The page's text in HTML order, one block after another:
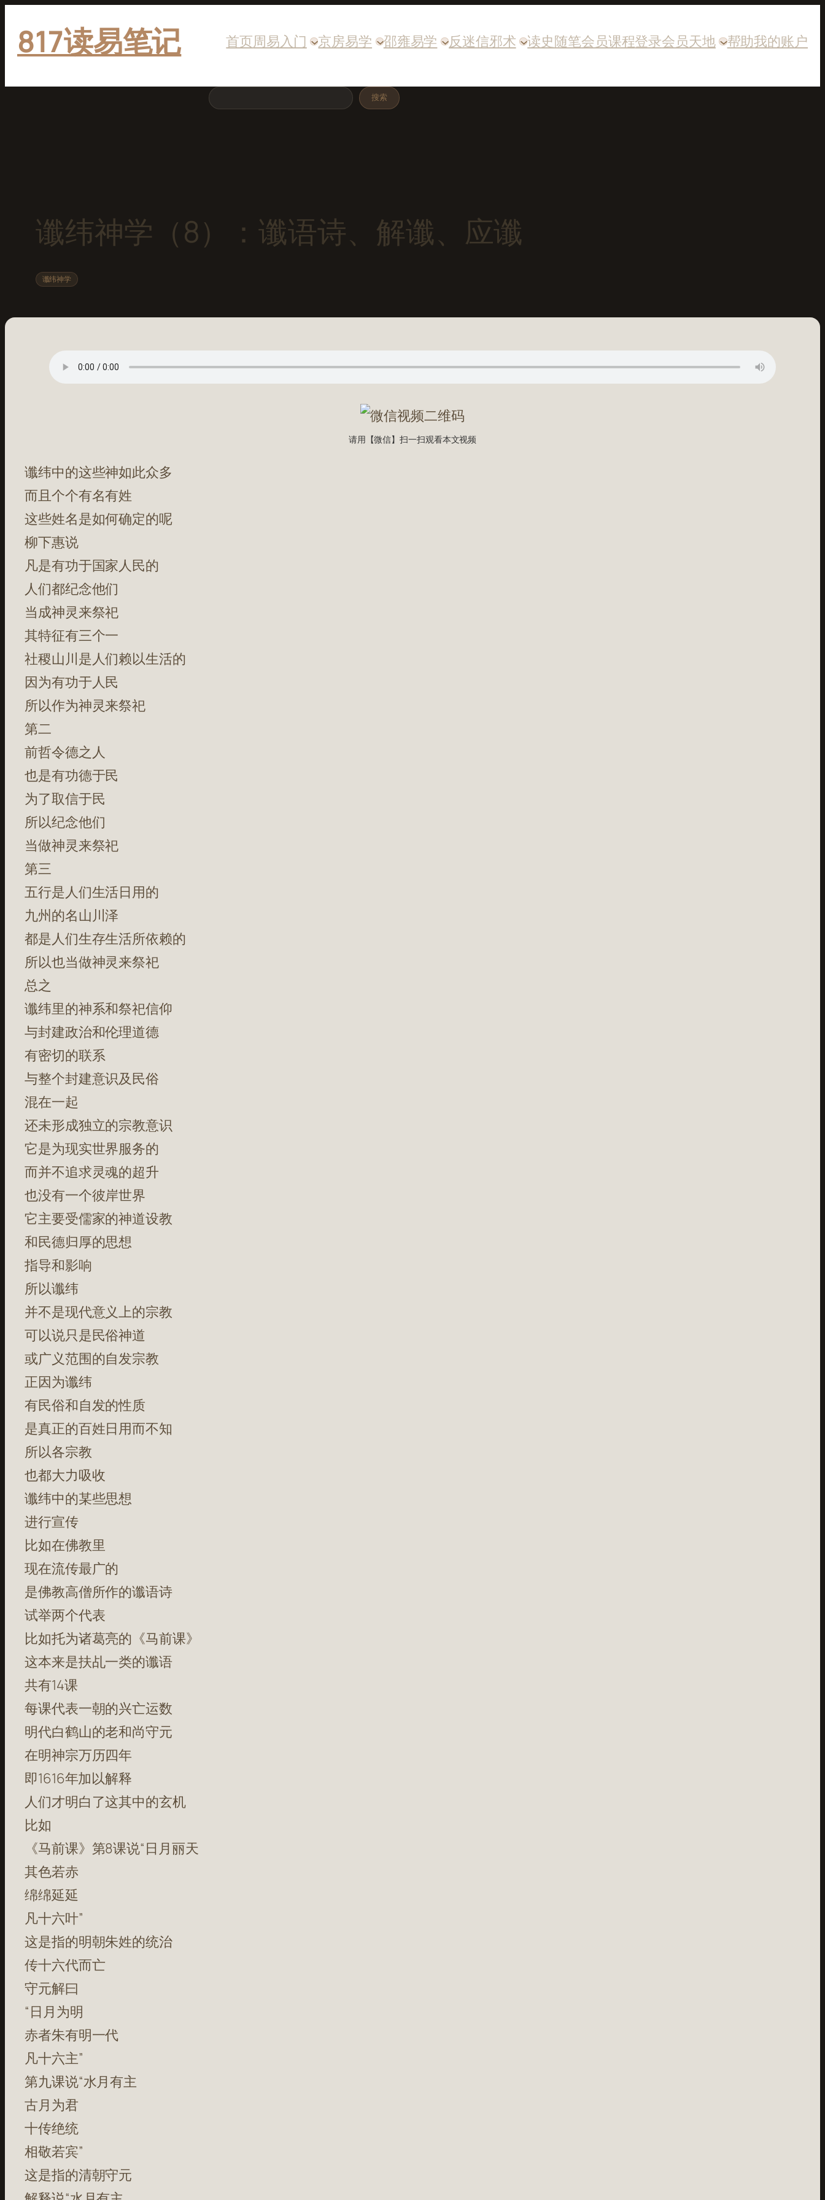
内817读易笔记 首页周易入门 京房易学 邵雍易学 反迷信邪术 读史随笔会员课程登录会员天地 帮助我的账户
搜索
谶纬神学（8）：谶语诗、解谶、应谶
谶纬神学
请用【微信】扫一扫观看本文视频
谶纬中的这些神如此众多
而且个个有名有姓
这些姓名是如何确定的呢
柳下惠说
凡是有功于国家人民的
人们都纪念他们
当成神灵来祭祀
其特征有三个一
社稷山川是人们赖以生活的
因为有功于人民
所以作为神灵来祭祀
第二
前哲令德之人
也是有功德于民
为了取信于民
所以纪念他们
当做神灵来祭祀
第三
五行是人们生活日用的
九州的名山川泽
都是人们生存生活所依赖的
所以也当做神灵来祭祀
总之
谶纬里的神系和祭祀信仰
与封建政治和伦理道德
有密切的联系
与整个封建意识及民俗
混在一起
还未形成独立的宗教意识
它是为现实世界服务的
而并不追求灵魂的超升
也没有一个彼岸世界
它主要受儒家的神道设教
和民德归厚的思想
指导和影响
所以谶纬
并不是现代意义上的宗教
可以说只是民俗神道
或广义范围的自发宗教
正因为谶纬
有民俗和自发的性质
是真正的百姓日用而不知
所以各宗教
也都大力吸收
谶纬中的某些思想
进行宣传
比如在佛教里
现在流传最广的
是佛教高僧所作的谶语诗
试举两个代表
比如托为诸葛亮的《马前课》
这本来是扶乩一类的谶语
共有14课
每课代表一朝的兴亡运数
明代白鹤山的老和尚守元
在明神宗万历四年
即1616年加以解释
人们才明白了这其中的玄机
比如
《马前课》第8课说“日月丽天
其色若赤
绵绵延延
凡十六叶”
这是指的明朝朱姓的统治
传十六代而亡
守元解曰
“日月为明
赤者朱有明一代
凡十六主”
第九课说“水月有主
古月为君
十传绝统
相敬若宾”
这是指的清朝守元